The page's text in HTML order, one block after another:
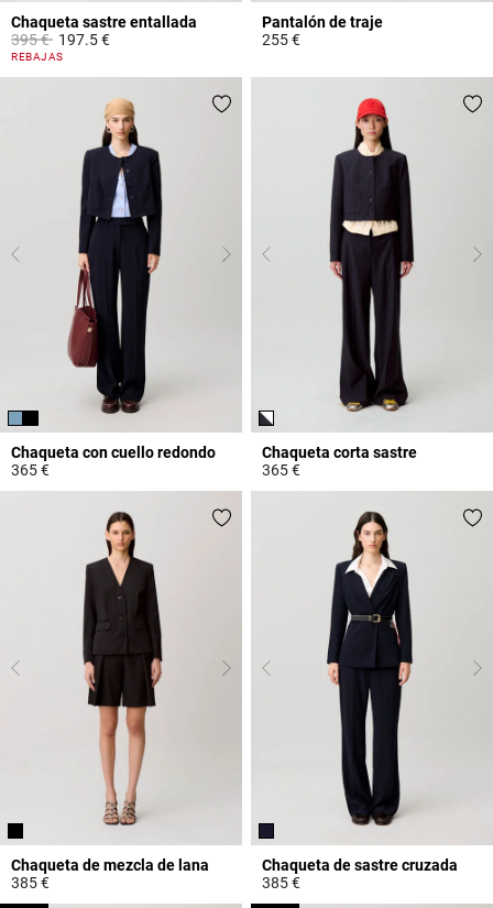
Chaqueta sastre entallada
Price reduced from
395 €to197.5 €
5 out of 5 Customer Rating
REBAJAS
Pantalón de traje
255 €
Chaqueta con cuello redondo
365 €
Chaqueta corta sastre
365 €
Chaqueta de mezcla de lana
385 €
Chaqueta de sastre cruzada
385 €